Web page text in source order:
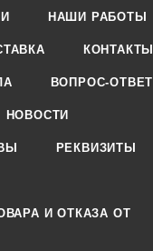
НАШИ РАБОТЫ
КОНТАКТЫ
ВОПРОС-ОТВЕТ
НОВОСТИ
РЕКВИЗИТЫ
И ОТКАЗА ОТ